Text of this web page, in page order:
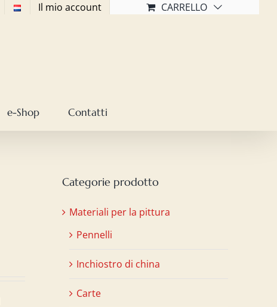
Il mio account CARRELLO
e-Shop Contatti
Categorie prodotto
Materiali per la pittura
Pennelli
Inchiostro di china
Carte